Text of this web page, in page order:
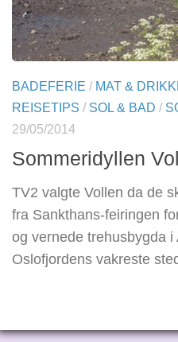
BADEFERIE / MAT &
REISETIPS / SOL & BAD /
29/05/2014
Sommeridyllen
TV2 valgte Vollen da de
fra Sankthans-feiringen
og vernede trehusbygda
Oslofjordens vakreste